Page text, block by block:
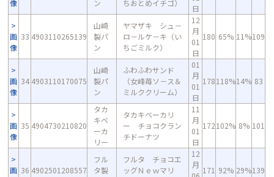
像
ン
ちおとめイチゴ）
日
画
像
33 4903110265139
山崎
製パ
ン
ヤマザキ シュ－
ロ－ルケ－キ（い
ちごミルク）
12
月
01
日
180 65% 11%109
画
像
34 4903110170075
山崎
製パ
ン
ふわふわサンド
（女峰苺ソ－ス＆
ミルククリーム）
01
月
01
日
178118%14% 83
画
像
35 4904730210820
タカ
キベ
ーカ
リー
タカキベーカリ
ー チョコクラン
チドーナツ
11
月
01
日
172102% 8% 101
画 36 4902501208557
フル
タ製
フルタ チョコエ
ッグＮｅｗマリ
12
月
171 92% 29%139